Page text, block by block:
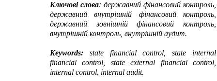
Ключові слова: державний фінансовий контроль,
державний внутрішній фінансовий контроль,
державний зовнішній фінансовий контроль,
внутрішній контроль, внутрішній аудит.
Keywords: state financial control,state internal
financial control, state external financial control,
internal control, internal audit.